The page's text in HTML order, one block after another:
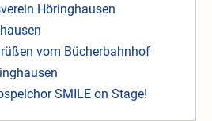
Höringhausen
vom Bücherbahnhof
SMILE on Stage!